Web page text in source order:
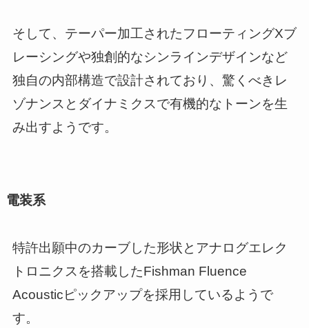
そして、テーパー加工されたフローティングXブ
レーシングや独創的なシンラインデザインなど
独自の内部構造で設計されており、驚くべきレ
ゾナンスとダイナミクスで有機的なトーンを生
み出すようです。
電装系
特許出願中のカーブした形状とアナログエレク
トロニクスを搭載したFishman Fluence
Acousticピックアップを採用しているようで
す。